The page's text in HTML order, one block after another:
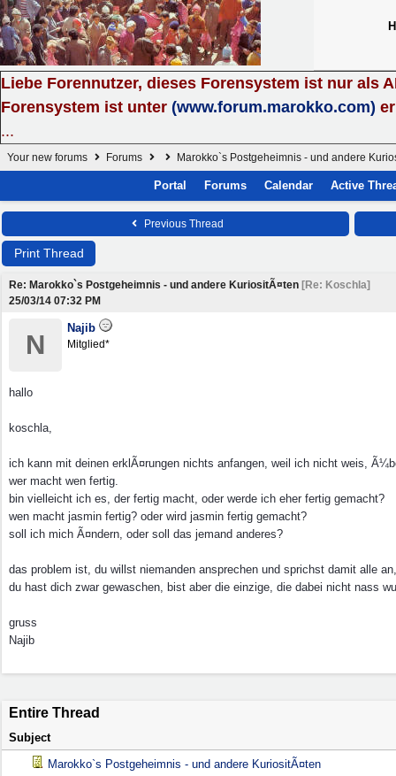
Liebe Forennutzer, dieses Forensystem ist nur als
Forensystem ist unter (www.forum.marokko.com)
...
Your new forums Forums Marokko`s Postgeheimnis - und andere
Portal Forums Calendar Active
Previous Thread
Print Thread
Re: Marokko`s Postgeheimnis - und andere KuriositÃ¤ten [Re: Koschla]
25/03/14 07:32 PM
N
Najib
Mitglied*
hallo
koschla,
ich kann mit deinen erklÃ¤rungen nichts anfangen, weil ich nicht weis,
wer macht wen fertig.
bin vielleicht ich es, der fertig macht, oder werde ich eher fertig gemacht?
wen macht jasmin fertig? oder wird jasmin fertig gemacht?
soll ich mich Ã¤ndern, oder soll das jemand anderes?
das problem ist, du willst niemanden ansprechen und sprichst damit alle
du hast dich zwar gewaschen, bist aber die einzige, die dabei nicht nass
gruss
Najib
Entire Thread
Subject
Marokko`s Postgeheimnis - und andere KuriositÃ¤ten